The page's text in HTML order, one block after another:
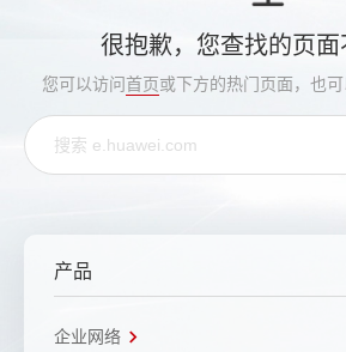
很抱歉，您查找的页面
您可以访问首页或下方的热门页面，也
产品
企业网络